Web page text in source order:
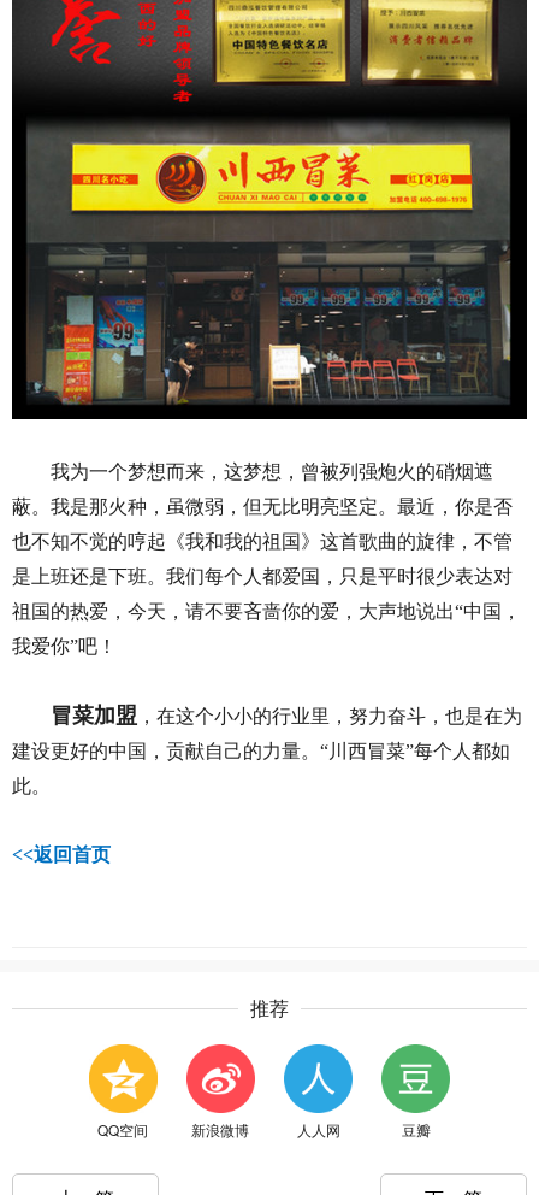
我为一个梦想而来，这梦想，曾被列强炮火的硝烟遮
蔽。我是那火种，虽微弱，但无比明亮坚定。最近，你是否
也不知不觉的哼起《我和我的祖国》这首歌曲的旋律，不管
是上班还是下班。我们每个人都爱国，只是平时很少表达对
祖国的热爱，今天，请不要吝啬你的爱，大声地说出“中国，
我爱你”吧！
冒菜加盟 ，在这个小小的行业里，努力奋斗，也是在为
建设更好的中国，贡献自己的力量。“川西冒菜”每个人都如
此。
<<返回首页
推荐
QQ空间 新浪微博 人人网 豆瓣